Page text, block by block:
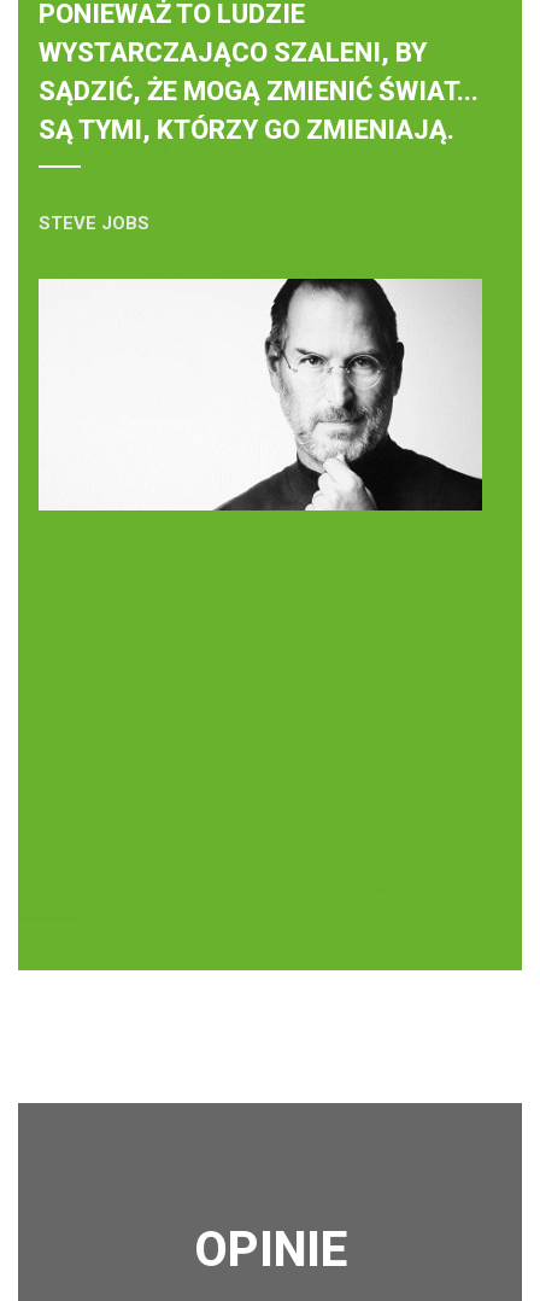
PONIEWAŻ TO LUDZIE
WYSTARCZAJĄCO SZALENI, BY
SĄDZIĆ, ŻE MOGĄ ZMIENIĆ ŚWIAT...
SĄ TYMI, KTÓRZY GO ZMIENIAJĄ.
STEVE JOBS
OPINIE